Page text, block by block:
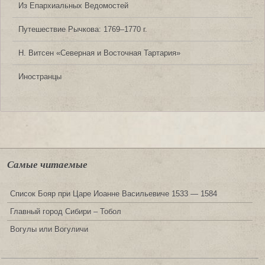
Из Епархиальных Ведомостей
Путешествие Рычкова: 1769‒1770 г.
Н. Витсен «Северная и Восточная Тартария»
Иностранцы
Самые читаемые
Список Бояр при Царе Иоанне Васильевиче 1533 — 1584
Главный город Сибири – Тобол
Вогулы или Вогуличи